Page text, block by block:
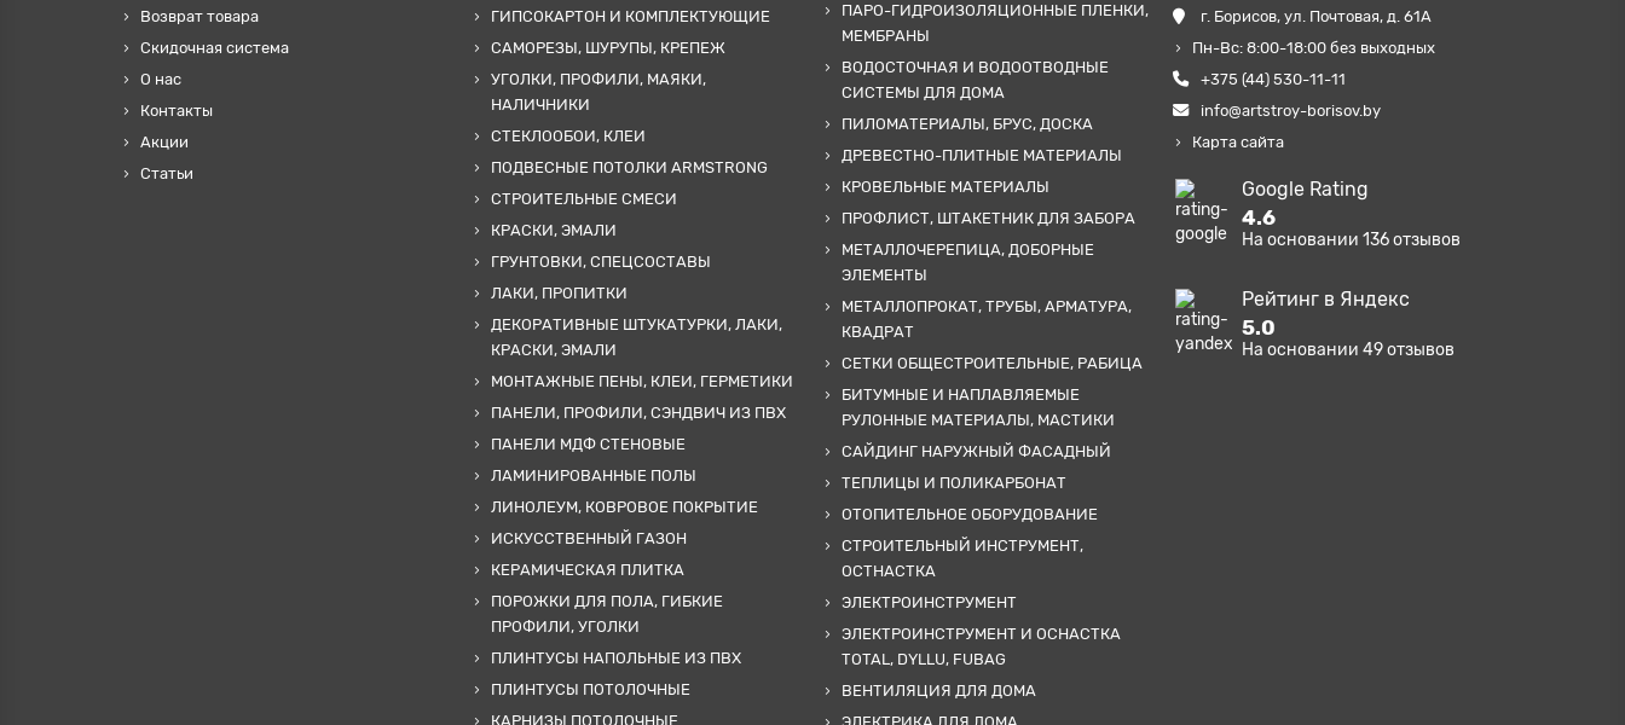
Возврат товара
Скидочная система
О нас
Контакты
Акции
Статьи
ГИПСОКАРТОН И КОМПЛЕКТУЮЩИЕ
САМОРЕЗЫ, ШУРУПЫ, КРЕПЕЖ
УГОЛКИ, ПРОФИЛИ, МАЯКИ,
НАЛИЧНИКИ
СТЕКЛООБОИ, КЛЕИ
ПОДВЕСНЫЕ ПОТОЛКИ ARMSTRONG
СТРОИТЕЛЬНЫЕ СМЕСИ
КРАСКИ, ЭМАЛИ
ГРУНТОВКИ, СПЕЦСОСТАВЫ
ЛАКИ, ПРОПИТКИ
ДЕКОРАТИВНЫЕ ШТУКАТУРКИ, ЛАКИ,
КРАСКИ, ЭМАЛИ
МОНТАЖНЫЕ ПЕНЫ, КЛЕИ, ГЕРМЕТИКИ
ПАНЕЛИ, ПРОФИЛИ, СЭНДВИЧ ИЗ ПВХ
ПАНЕЛИ МДФ СТЕНОВЫЕ
ЛАМИНИРОВАННЫЕ ПОЛЫ
ЛИНОЛЕУМ, КОВРОВОЕ ПОКРЫТИЕ
ИСКУССТВЕННЫЙ ГАЗОН
КЕРАМИЧЕСКАЯ ПЛИТКА
ПОРОЖКИ ДЛЯ ПОЛА, ГИБКИЕ
ПРОФИЛИ, УГОЛКИ
ПЛИНТУСЫ НАПОЛЬНЫЕ ИЗ ПВХ
ПЛИНТУСЫ ПОТОЛОЧНЫЕ
КАРНИЗЫ ПОТОЛОЧНЫЕ
ПАРО-ГИДРОИЗОЛЯЦИОННЫЕ ПЛЕНКИ,
МЕМБРАНЫ
ВОДОСТОЧНАЯ И ВОДООТВОДНЫЕ
СИСТЕМЫ ДЛЯ ДОМА
ПИЛОМАТЕРИАЛЫ, БРУС, ДОСКА
ДРЕВЕСТНО-ПЛИТНЫЕ МАТЕРИАЛЫ
КРОВЕЛЬНЫЕ МАТЕРИАЛЫ
ПРОФЛИСТ, ШТАКЕТНИК ДЛЯ ЗАБОРА
МЕТАЛЛОЧЕРЕПИЦА, ДОБОРНЫЕ
ЭЛЕМЕНТЫ
МЕТАЛЛОПРОКАТ, ТРУБЫ, АРМАТУРА,
КВАДРАТ
СЕТКИ ОБЩЕСТРОИТЕЛЬНЫЕ, РАБИЦА
БИТУМНЫЕ И НАПЛАВЛЯЕМЫЕ
РУЛОННЫЕ МАТЕРИАЛЫ, МАСТИКИ
САЙДИНГ НАРУЖНЫЙ ФАСАДНЫЙ
ТЕПЛИЦЫ И ПОЛИКАРБОНАТ
ОТОПИТЕЛЬНОЕ ОБОРУДОВАНИЕ
СТРОИТЕЛЬНЫЙ ИНСТРУМЕНТ,
ОСТНАСТКА
ЭЛЕКТРОИНСТРУМЕНТ
ЭЛЕКТРОИНСТРУМЕНТ И ОСНАСТКА
TOTAL, DYLLU, FUBAG
ВЕНТИЛЯЦИЯ ДЛЯ ДОМА
г. Борисов, ул. Почтовая, д. 61А
Пн-Вс: 8:00-18:00 без выходных
+375 (44) 530-11-11
info@artstroy-borisov.by
Карта сайта
Google Rating
4.6
На основании 136отзывов
Рейтинг в Яндекс
5.0
На основании 49отзывов